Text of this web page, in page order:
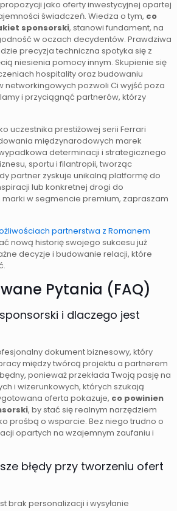
jako oferty inwestycyjnej opartej
świadczeń. Wiedza o tym, co
sponsorski, stanowi fundament, na
w oczach decydentów. Prawdziwa
precyzja techniczna spotyka się z
niesienia pomocy innym. Skupienie się
hospitality oraz budowaniu
networkingowych pozwoli Ci wyjść poza
i przyciągnąć partnerów, którzy
uczestnika prestiżowej serii Ferrari
międzynarodowych marek
determinacji i strategicznego
sportu i filantropii, tworząc
partner zyskuje unikalną platformę do
lub konkretnej drogi do
w segmencie premium, zapraszam
partnerstwa z Romanem
nową historię swojego sukcesu już
decyzje i budowanie relacji, które
Pytania (FAQ)
i dlaczego jest
dokument biznesowy, który
między twórcą projektu a partnerem
ponieważ przekłada Twoją pasję na
i wizerunkowych, których szukają
oferta pokazuje, co powinien
, by stać się realnym narzędziem
prośbą o wsparcie. Bez niego trudno o
opartych na wzajemnym zaufaniu i
błędy przy tworzeniu ofert
brak personalizacji i wysyłanie